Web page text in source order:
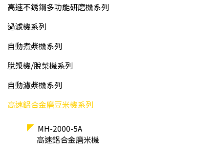
高速不銹鋼多功能研磨機系列
過濾機系列
自動煮漿機系列
脫漿機/脫菜機系列
自動濾漿機系列
高速鋁合金磨豆米機系列
MH-2000-5A
高速鋁合金磨米機